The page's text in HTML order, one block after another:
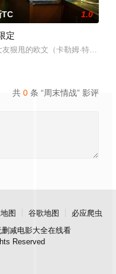
腹之余感受到人性人情之
意中伪装成车王与薇薇进行交
人民的创业故事、幸福故事、
TC 1.0
定
友狠甩的欧文（卡勒姆·特纳 饰
共 0 条 “周末情战” 影评
图 谷歌地图
必应爬虫
减电影大全在线看
Reserved